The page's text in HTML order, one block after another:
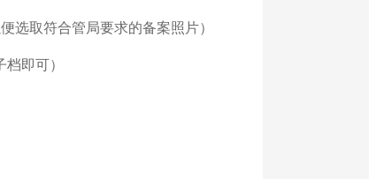
选取符合管局要求的备案照片）
即可）